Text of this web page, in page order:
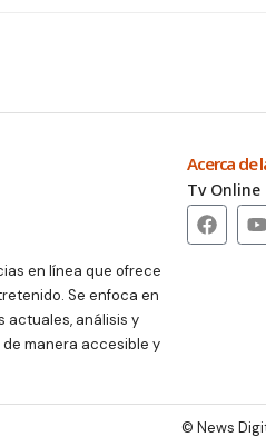
en línea que ofrece
Se enfoca en
actuales, análisis y
manera accesible y
Acerca de
Tv Online
© News